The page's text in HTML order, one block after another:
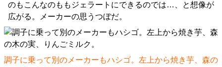
のもこんなのももジェラートにできるのでは…、と想像が
広がる。メーカーの思うつぼだ。
調子に乗って別のメーカーもハシゴ。左上から焼き芋、森の